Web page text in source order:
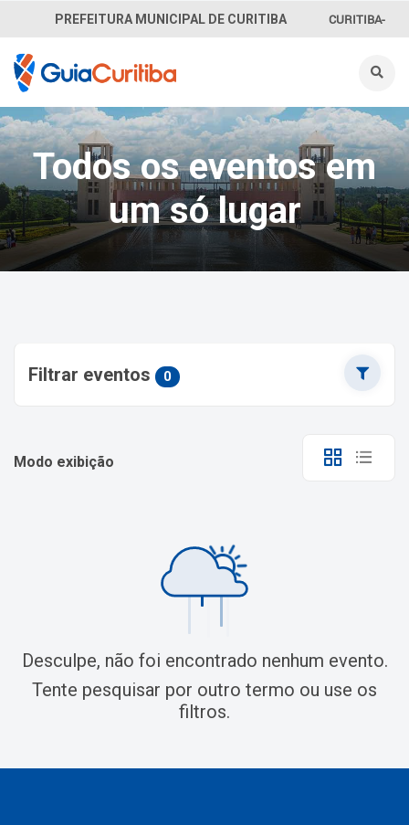
PREFEITURA MUNICIPAL DE CURITIBA CURITIBA-
INFORMAÇÃO
SECRETARIAS
Todos os eventos em
um só lugar
Filtrar eventos 0
Modo exibição
Desculpe, não foi encontrado nenhum evento.
Tente pesquisar por outro termo ou use os
filtros.